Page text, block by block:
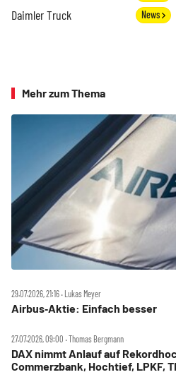
Daimler Truck News
Mehr zum Thema
29.07.2026, 21:16 ‧ Lukas Meyer
Airbus‑Aktie: Einfach besser
27.07.2026, 09:00 ‧ Thomas Bergmann
DAX nimmt Anlauf auf
Commerzbank, Hochtief, LPKF,